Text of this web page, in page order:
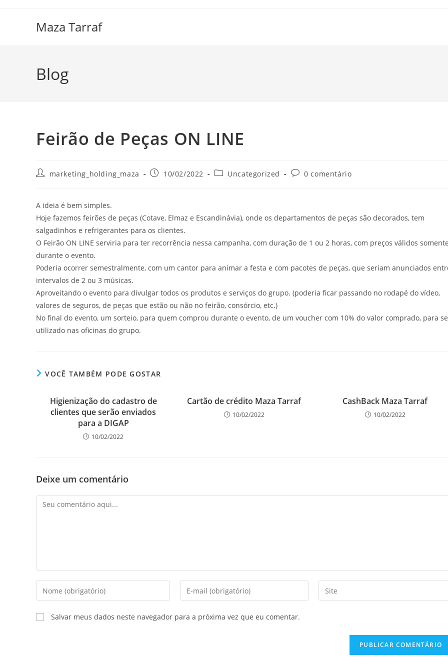
Maza Tarraf
Blog
Feirão de Peças ON LINE
marketing_holding_maza 10/02/2022 Uncategorized 0 comentário
A ideia é bem simples.
Hoje fazemos feirões de peças (Cotave, Elmaz e Escandinávia), onde os departamentos de peças são decorados, tem
salgadinhos e refrigerantes para os clientes.
O Feirão ON LINE serviria para ter recorrência nessa campanha, com duração de 1 ou 2 horas, com preços válidos somente
durante o evento.
Poderia ocorrer semestralmente, com um cantor para animar a festa e com pacotes de peças, que seriam anunciados
intervalos de 2 ou 3 músicas.
Aproveitando o evento para divulgar todos os produtos e serviços do grupo. (poderia ficar passando no rodapé do vídeo,
valores de seguros, de peças que estão ou não no feirão, consórcio, etc.)
No final do evento, um sorteio, para quem comprou durante o evento, de um voucher com 10% do valor comprado, para
utilizado nas oficinas do grupo.
VOCÊ TAMBÉM PODE GOSTAR
Higienização do cadastro de
clientes que serão enviados
para a DIGAP
10/02/2022
Cartão de crédito Maza Tarraf
10/02/2022
CashBack Maza Tarraf
10/02/2022
Deixe um comentário
Salvar meus dados neste navegador para a próxima vez que eu comentar.